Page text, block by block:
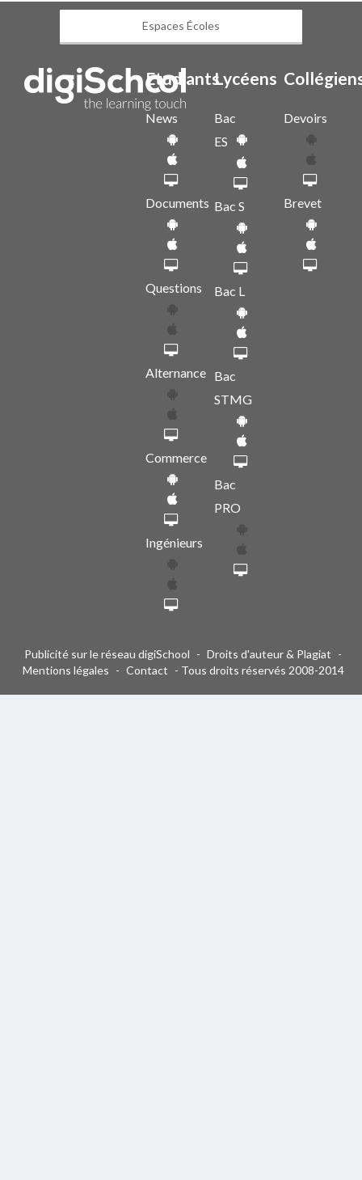
Espaces Écoles
Etudiants
News
Documents
Questions
Alternance
Commerce
Ingénieurs
Lycéens
Bac
ES
Bac S
Bac L
Bac
STMG
Bac
PRO
Devoirs
Brevet
Publicité sur le réseau digiSchool - Droits d'auteur & Plagiat -
Mentions légales - Contact - Tous droits réservés 2008-2014